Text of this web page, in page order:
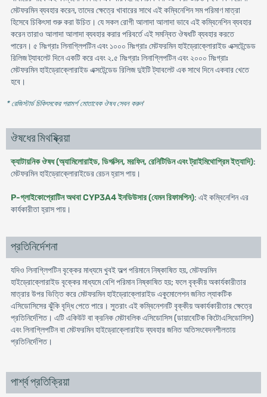
মেটফরমিন ব্যবহার করেন, তাদের ক্ষেত্রে খাবারের সাথে এই কম্বিনেশিন সম পরিমাণ মাত্রা
হিসেবে চিকিৎসা শুরু করা উচিত। যে সকল রোগী আলাদা আলাদা ভাবে এই কম্বিনেশিন ব্যবহার
করেন তারাও আলাদা আলাদা ব্যবহার করার পরিবর্তে এই সমন্বিত ঔষধটি ব্যবহার করতে
পারেন। ৫ মিঃগ্রাঃ লিনাগ্লিপটিন এবং ১০০০ মিঃগ্রাঃ মেটফরমিন হাইড্রোক্লোরাইড এক্সটেন্ডেড
রিলিজ ট্যাবলেট দিনে একটি করে এবং ২.৫ মিঃগ্রাঃ লিনাগ্লিপটিন এবং ২০০০ মিঃগ্রাঃ
মেটফরমিন হাইড্রোক্লোরাইড এক্সটেন্ডেড রিলিজ দুইটি ট্যাবলেট এক সাথে দিনে একবার খেতে
হবে।
* রেজিস্টার্ড চিকিৎসকের পরামর্শ মোতাবেক ঔষধ সেবন করুন'
ঔষধের মিথষ্ক্রিয়া
ক্যাটায়নিক ঔষধ (অ্যামিলোরাইড, ডিগক্সিন, মরফিন, রেনিটিডিন এবং ট্রাইমিথোপ্রিম ইত্যাদি):
মেটফরমিন হাইড্রোক্লোরাইডের রেচন হ্রাস পায়।
P-গ্লাইকোপ্রোটিন অথবা CYP3A4 ইনডিউসার (যেমন রিফামপিন): এই কম্বিনেশিন এর
কার্যকারীতা হ্রাস পায়।
প্রতিনির্দেশনা
যদিও লিনাগ্লিপটিন বৃক্কের মাধ্যমে খুবই অল্প পরিমানে নিষ্কাষিত হয়, মেটফরমিন
হাইড্রোক্লোরাইড বৃক্কের মাধ্যমে বেশি পরিমান নিষ্কাষিত হয়; ফলে বৃক্কীয় অকার্যকারীতার
মাত্রার উপর ভিত্তি করে মেটফরমিন হাইড্রোক্লোরাইড একুমোলেশন জনিত ল্যাকটিক
এসিডোসিসের ঝুঁকি বৃদ্ধি পেতে পারে। সুতরাং এই কম্বিনেশনটি বৃক্কীয় অকার্যকারীতার ক্ষেত্রে
প্রতিনির্দেশিত। এটি একিউট বা ক্রনিক মেটাবলিক এসিডোসিস (ডায়াবেটিক কিটোএসিডোসিস)
এবং লিনাগ্লিপটিন বা মেটফরমিন হাইড্রোক্লোরাইড ব্যবহার জনিত অতিসংবেদনশীলতায়
প্রতিনির্দেশিত।
পার্শ্ব প্রতিক্রিয়া